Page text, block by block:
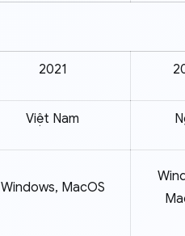
2021
Việt Nam
Windows, MacOS